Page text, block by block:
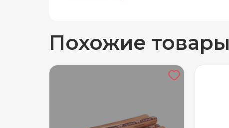
Похожие товары
Добавить новый адрес